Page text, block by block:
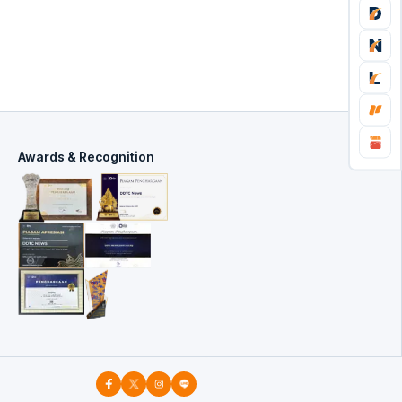
Awards & Recognition